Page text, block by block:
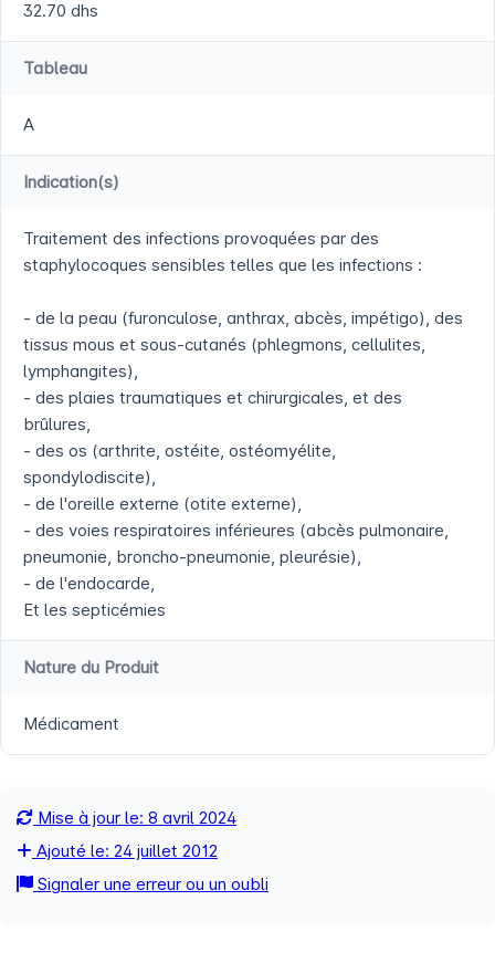
32.70 dhs
Tableau
A
Indication(s)
Traitement des infections provoquées par des
staphylocoques sensibles telles que les infections :
- de la peau (furonculose, anthrax, abcès, impétigo), des
tissus mous et sous-cutanés (phlegmons, cellulites,
lymphangites),
- des plaies traumatiques et chirurgicales, et des
brûlures,
- des os (arthrite, ostéite, ostéomyélite,
spondylodiscite),
- de l'oreille externe (otite externe),
- des voies respiratoires inférieures (abcès pulmonaire,
pneumonie, broncho-pneumonie, pleurésie),
- de l'endocarde,
Et les septicémies
Nature du Produit
Médicament
Mise à jour le: 8 avril 2024
Ajouté le: 24 juillet 2012
Signaler une erreur ou un oubli